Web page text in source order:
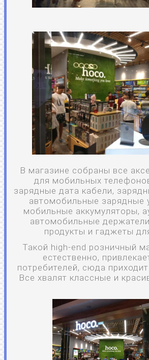
В магазине собраны все
для мобильных
зарядные дата кабели,
автомобильные зарядные
мобильные аккумуляторы,
автомобильные
продукты и гаджеты
Такой high-end розничный
естественно,
потребителей, сюда
Все хвалят классные и